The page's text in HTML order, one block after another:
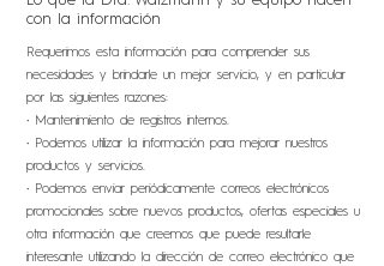
con la información
Requerimos esta información para comprender sus
necesidades y brindarle un mejor servicio, y en particular
por las siguientes razones:
• Mantenimiento de registros internos.
• Podemos utilizar la información para mejorar nuestros
productos y servicios.
• Podemos enviar periódicamente correos electrónicos
promocionales sobre nuevos productos, ofertas especiales u
otra información que creemos que puede resultarle
interesante utilizando la dirección de correo electrónico que